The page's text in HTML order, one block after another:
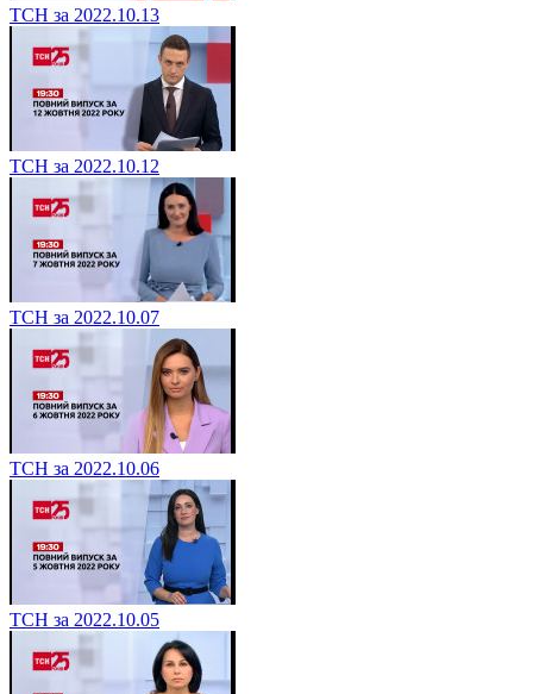
ТСН за 2022.10.13
ТСН за 2022.10.12
ТСН за 2022.10.07
ТСН за 2022.10.06
ТСН за 2022.10.05